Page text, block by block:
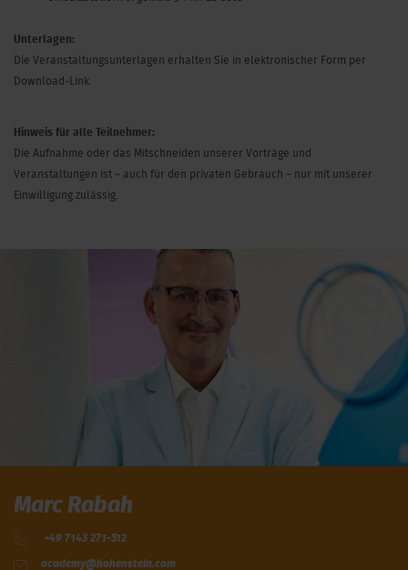
Unterlagen:
Die Veranstaltungsunterlagen erhalten Sie in elektronischer Form per
Download-Link.
Hinweis für alle Teilnehmer:
Die Aufnahme oder das Mitschneiden unserer Vorträge und
Veranstaltungen ist – auch für den privaten Gebrauch – nur mit unserer
Einwilligung zulässig.
Marc Rabah
+49 7143 271-512
academy@hohenstein.com